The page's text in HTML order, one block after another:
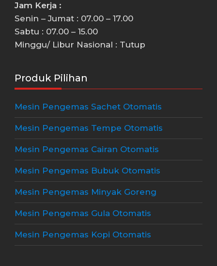
Jam Kerja :
Senin – Jumat : 07.00 – 17.00
Sabtu : 07.00 – 15.00
Minggu/ Libur Nasional : Tutup
Produk Pilihan
Mesin Pengemas Sachet Otomatis
Mesin Pengemas Tempe Otomatis
Mesin Pengemas Cairan Otomatis
Mesin Pengemas Bubuk Otomatis
Mesin Pengemas Minyak Goreng
Mesin Pengemas Gula Otomatis
Mesin Pengemas Kopi Otomatis